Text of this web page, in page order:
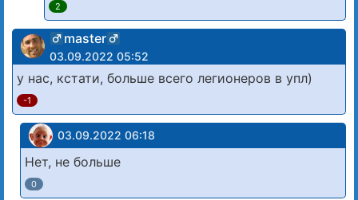
2
master
03.09.2022 05:52
у нас, кстати, больше всего легионеров в упл)
-1
03.09.2022 06:18
Нет, не больше
0